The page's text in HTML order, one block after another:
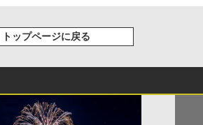
1,540
9,990
ャンパーズコレクション 山善] 傘みたいに
ドプラス ブラックコーティング フルクロ
ーズ メッシュ 5人用 簡単設置 ポップアップ
テント PATCW-200B エクルベージュ
3,680
替えテント トイレテント 透けない【換気
ンパクト iimono117 (ブルー)
￥3,080
トップページに戻る